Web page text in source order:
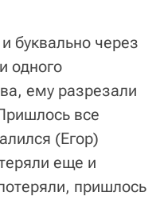
буквально через
одного
ему разрезали
все
(Егор)
еще и
пришлось